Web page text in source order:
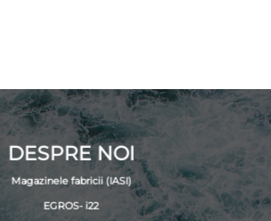
DESPRE NOI
Magazinele fabricii (IASI)
EGROS- i22